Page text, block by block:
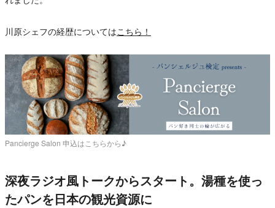
川原シェフの経歴についてはこちら！
Pancierge Salon 申込はこちらから♪
深夜ラジオ風トークからスタート。湯種を使っ
たパンを日本の観光資源に